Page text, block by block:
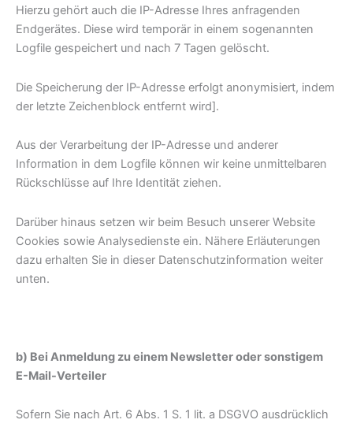
Hierzu gehört auch die IP-Adresse Ihres anfragenden
Endgerätes. Diese wird temporär in einem sogenannten
Logfile gespeichert und nach 7 Tagen gelöscht.
Die Speicherung der IP-Adresse erfolgt anonymisiert, indem
der letzte Zeichenblock entfernt wird].
Aus der Verarbeitung der IP-Adresse und anderer
Information in dem Logfile können wir keine unmittelbaren
Rückschlüsse auf Ihre Identität ziehen.
Darüber hinaus setzen wir beim Besuch unserer Website
Cookies sowie Analysedienste ein. Nähere Erläuterungen
dazu erhalten Sie in dieser Datenschutzinformation weiter
unten.
b) Bei Anmeldung zu einem Newsletter oder sonstigem
E-Mail-Verteiler
Sofern Sie nach Art. 6 Abs. 1 S. 1 lit. a DSGVO ausdrücklich